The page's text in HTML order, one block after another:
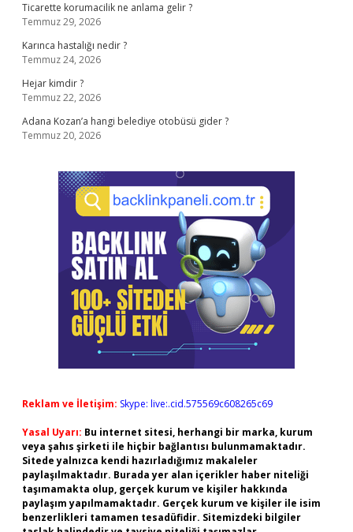
Ticarette korumacilik ne anlama gelir ?
Temmuz 29, 2026
Karınca hastalığı nedir ?
Temmuz 24, 2026
Hejar kimdir ?
Temmuz 22, 2026
Adana Kozan’a hangi belediye otobüsü gider ?
Temmuz 20, 2026
Reklam ve İletişim: Skype: live:.cid.575569c608265c69
Yasal Uyarı: Bu internet sitesi, herhangi bir marka, kurum
veya şahıs şirketi ile hiçbir bağlantısı bulunmamaktadır.
Sitede yalnızca kendi hazırladığımız makaleler
paylaşılmaktadır. Burada yer alan içerikler haber niteliği
taşımamakta olup, gerçek kurum ve kişiler hakkında
paylaşım yapılmamaktadır. Gerçek kurum ve kişiler ile isim
benzerlikleri tamamen tesadüfidir. Sitemizdeki bilgiler